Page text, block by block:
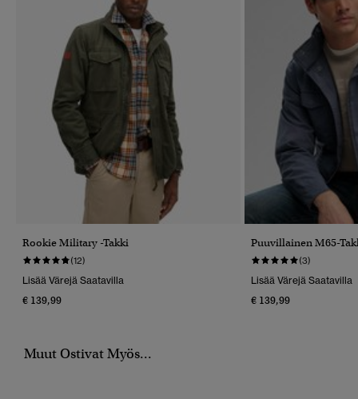
Rookie Military -takki
(12)
Lisää Värejä Saatavilla
€ 139,99
Puuvillainen M65-
(3)
Lisää Värejä Saatavilla
€ 139,99
Muut Ostivat Myös...